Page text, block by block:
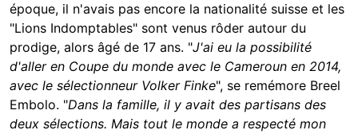
époque, il n'avais pas encore la nationalité suisse et les
"Lions Indomptables" sont venus rôder autour du
prodige, alors âgé de 17 ans. "J'ai eu la possibilité
d'aller en Coupe du monde avec le Cameroun en 2014,
avec le sélectionneur Volker Finke", se remémore Breel
Embolo. "Dans la famille, il y avait des partisans des
deux sélections. Mais tout le monde a respecté mon